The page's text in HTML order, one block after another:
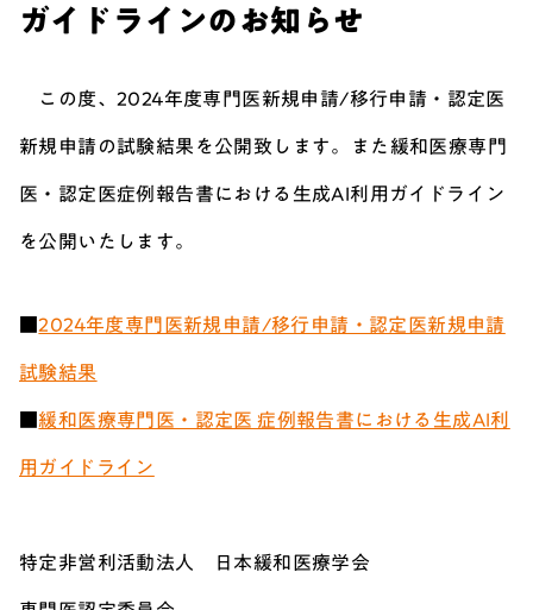
ガイドラインのお知らせ
この度、2024年度専門医新規申請/移行申請・認定医
新規申請の試験結果を公開致します。また緩和医療専門
医・認定医症例報告書における生成AI利用ガイドライン
を公開いたします。
■2024年度専門医新規申請/移行申請・認定医新規申請
試験結果
緩和医療専門医・認定医 症例報告書における生成AI利
用ガイドライン
特定非営利活動法人 日本緩和医療学会